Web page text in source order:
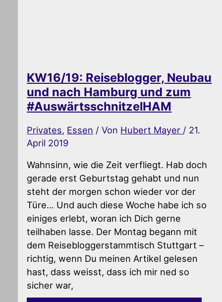
KW16/19: Reiseblogger, Neubau
und nach Hamburg und zum
#AuswärtsschnitzelHAM
Privates, Essen / Von Hubert Mayer / 21.
April 2019
Wahnsinn, wie die Zeit verfliegt. Hab doch
gerade erst Geburtstag gehabt und nun
steht der morgen schon wieder vor der
Türe… Und auch diese Woche habe ich so
einiges erlebt, woran ich Dich gerne
teilhaben lasse. Der Montag begann mit
dem Reisebloggerstammtisch Stuttgart –
richtig, wenn Du meinen Artikel gelesen
hast, dass weisst, dass ich mir ned so
sicher war,